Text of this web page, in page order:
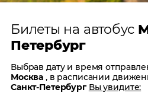
Оплата и доставка
Возврат билетов
Заказ автобуса
Билеты на автобус
Петербург
Выбрав дату и время
Москва, в расписании
Санкт-Петербург Вы увидите: